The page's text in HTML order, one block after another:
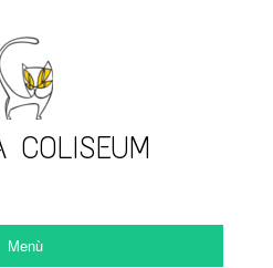
COLISEUM
Menù